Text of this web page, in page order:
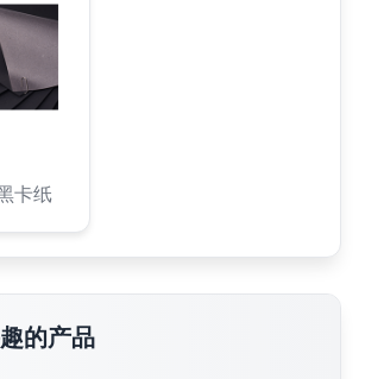
卡纸
的产品